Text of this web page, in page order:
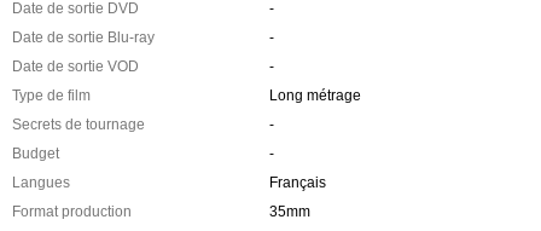
Date de sortie DVD
-
Date de sortie Blu-ray
-
Date de sortie VOD
-
Type de film
Long métrage
Secrets de tournage
-
Budget
-
Langues
Français
Format production
35mm